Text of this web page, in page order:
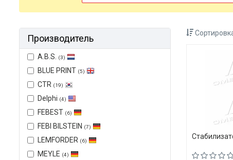
Производитель
A.B.S. (3)
BLUE PRINT (5)
CTR (19)
Delphi (4)
FEBEST (6)
FEBI BILSTEIN (7)
LEMFORDER (6)
MEYLE (4)